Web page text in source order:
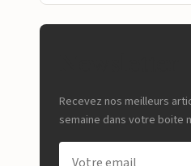
Recevez nos meilleurs
semaine dans votre boite